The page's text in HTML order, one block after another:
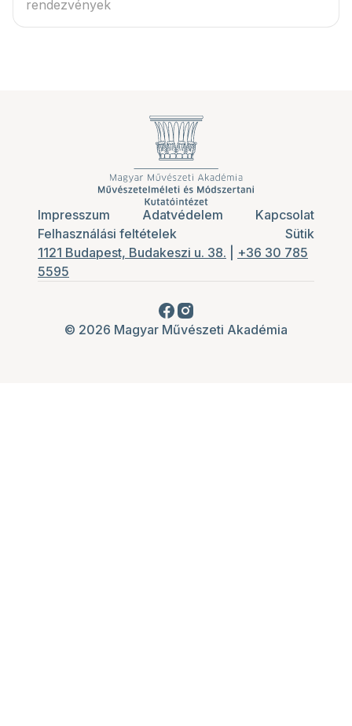
rendezvények
Impresszum Adatvédelem
Kapcsolat
Felhasználási feltételek
Sütik
1121 Budapest, Budakeszi u. 38.
+36 30 785
5595
© 2026 Magyar Művészeti Akadémia